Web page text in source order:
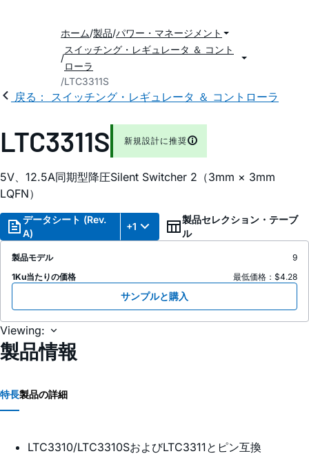
ホーム 製品 パワー・マネージメント
スイッチング・レギュレータ ＆ コント
ローラ
LTC3311S
戻る： スイッチング・レギュレータ ＆ コントローラ
LTC3311S 新規設計に推奨
5V、12.5A同期型降圧Silent Switcher 2（3mm × 3mm
LQFN）
データシート (Rev.
A)
+1
製品セレクション・テーブ
ル
製品モデル
9
1Ku当たりの価格
最低価格：$4.28
サンプルと購入
Viewing:
製品情報
特長製品の詳細
LTC3310/LTC3310SおよびLTC3311とピン互換